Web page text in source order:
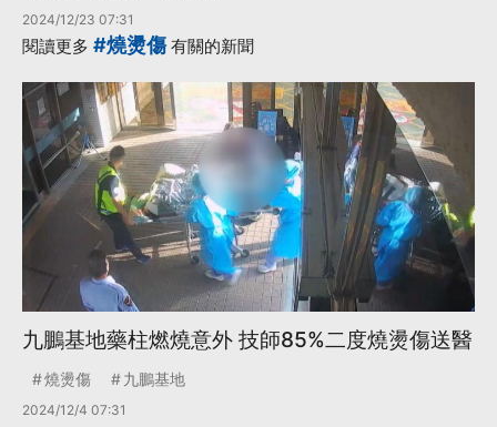
2024/12/23 07:31
閱讀更多 #燒燙傷有關的新聞
九鵬基地藥柱燃燒意外 技師85%二度燒燙傷送醫
燒燙傷 九鵬基地
2024/12/4 07:31